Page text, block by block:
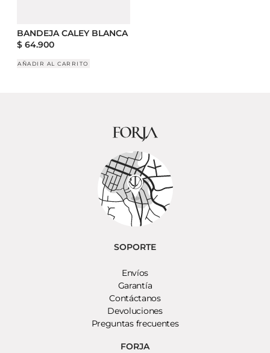
BANDEJA CALEY BLANCA
$ 64.900
AÑADIR AL CARRITO
SOPORTE
Envíos
Garantía
Contáctanos
Devoluciones
Preguntas frecuentes
FORJA